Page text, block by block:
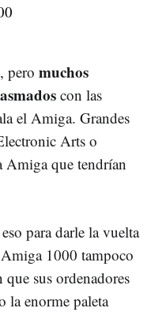
pero muchos
con las
el Amiga. Grandes
Arts o
que tendrían
para darle la vuelta
1000 tampoco
sus ordenadores
la enorme paleta